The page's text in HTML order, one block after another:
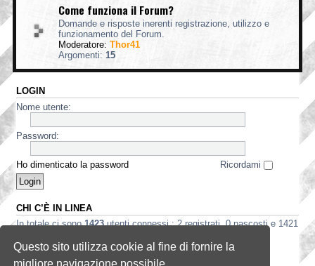
Questo sito utilizza cookie al fine di fornire la
migliore navigazione possibile
Come funziona il Forum?
Domande e risposte inerenti registrazione, utilizzo e
funzionamento del Forum.
Moderatore: Thor41
Argomenti: 15
LOGIN
Nome utente:
Password:
Ho dimenticato la password Ricordami
CHI C’È IN LINEA
In totale ci sono1423utenti connessi : 2 registrati, 0 nascosti e 1421
Record di utenti connessi:3535 registrato il 2 ago 2026, 5:56